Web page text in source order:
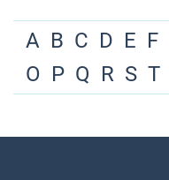
A B C D E F
O P Q R S T